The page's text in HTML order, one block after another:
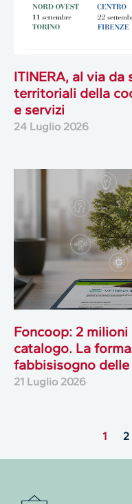
ITINERA, al via
territoriali della
e servizi
24 Luglio 2026
Foncoop: 2
catalogo. La
fabbisisogno delle
21 Luglio 2026
1 2